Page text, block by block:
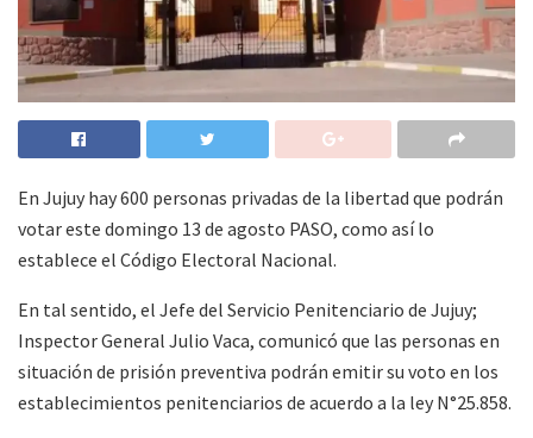
En Jujuy hay 600 personas privadas de la libertad que podrán
votar este domingo 13 de agosto PASO, como así lo
establece el Código Electoral Nacional.
En tal sentido, el Jefe del Servicio Penitenciario de Jujuy;
Inspector General Julio Vaca, comunicó que las personas en
situación de prisión preventiva podrán emitir su voto en los
establecimientos penitenciarios de acuerdo a la ley N°25.858.